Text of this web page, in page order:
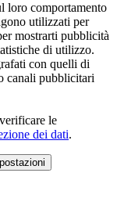
loro comportamento
utilizzati per
mostrarti pubblicità
di utilizzo.
con quelli di
canali pubblicitari
le
dei dati.